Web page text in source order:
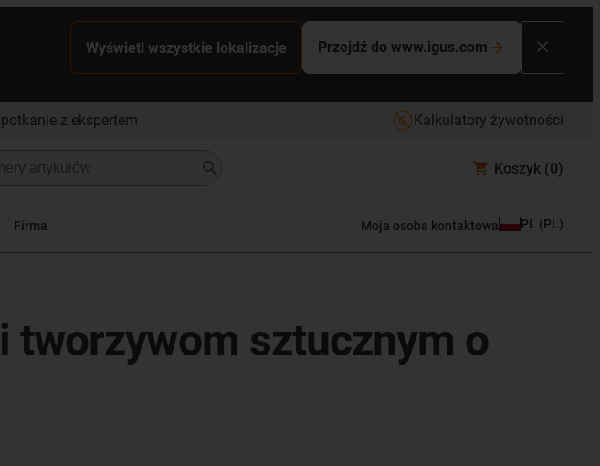
Wyświetl wszystkie lokalizacje Przejdź do www.igus.com
z ekspertem Kalkulatory żywotności
Koszyk (0)
Firma Moja osoba kontaktowa PL (PL )
tworzywom sztucznym o